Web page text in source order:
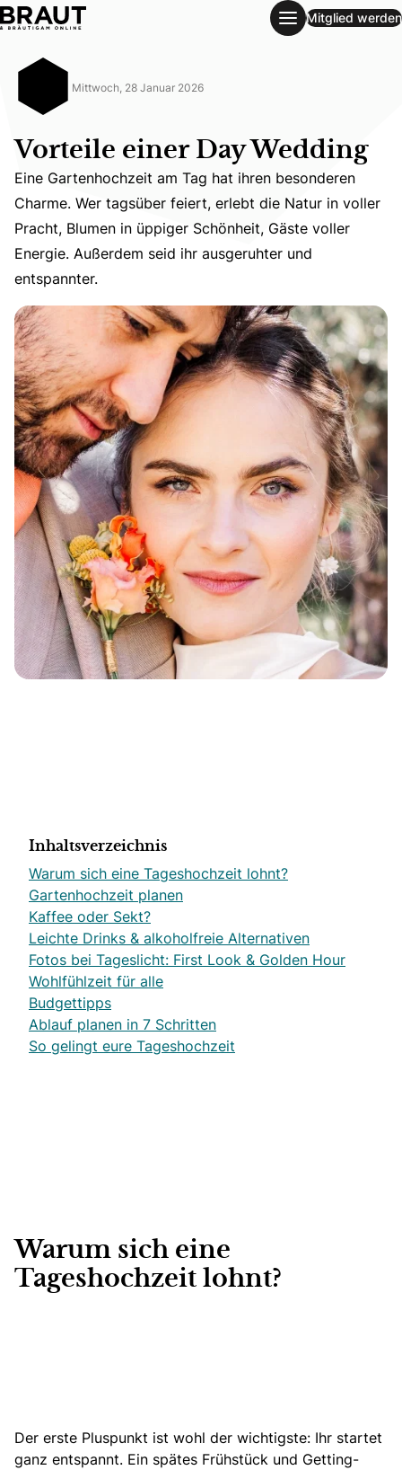
Mitglied werden
Mittwoch, 28 Januar 2026
Vorteile einer Day Wedding
Eine Gartenhochzeit am Tag hat ihren besonderen
Eine Gartenhochzeit am Tag hat ihren besonderen
Charme. Wer tagsüber feiert, erlebt die Natur in voller
Pracht, Blumen in üppiger Schönheit, Gäste voller
Energie. Außerdem seid ihr ausgeruhter und
entspannter.
Inhaltsverzeichnis
Warum sich eine Tageshochzeit lohnt?
Gartenhochzeit planen
Kaffee oder Sekt?
Leichte Drinks & alkoholfreie Alternativen
Fotos bei Tageslicht: First Look & Golden Hour
Wohlfühlzeit für alle
Budgettipps
Ablauf planen in 7 Schritten
So gelingt eure Tageshochzeit
Warum sich eine
Tageshochzeit lohnt?
Der erste Pluspunkt ist wohl der wichtigste: Ihr startet
ganz entspannt. Ein spätes Frühstück und Getting-